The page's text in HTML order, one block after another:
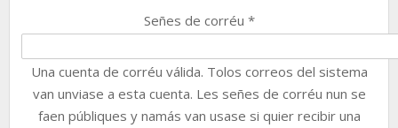
Señes de corréu *
Una cuenta de corréu válida. Tolos correos del sistema
van unviase a esta cuenta. Les señes de corréu nun se
faen públiques y namás van usase si quier recibir una